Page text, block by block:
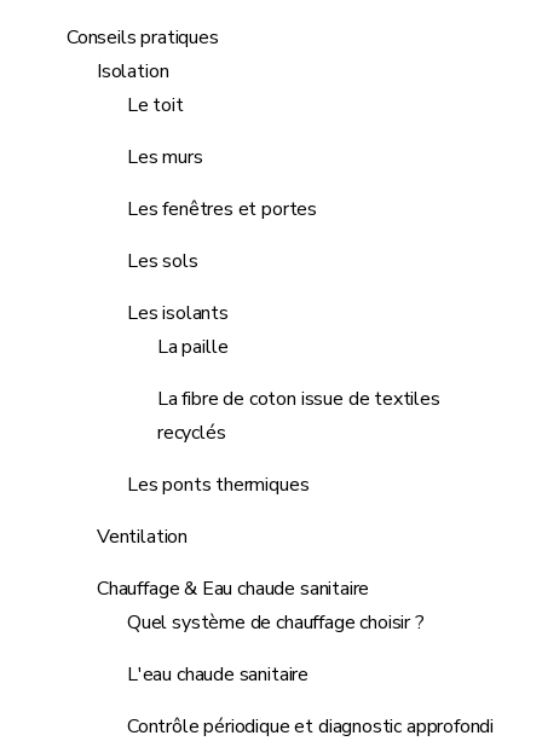
Conseils pratiques
Isolation
Le toit
Les murs
Les fenêtres et portes
Les sols
Les isolants
La paille
La fibre de coton issue de textiles
recyclés
Les ponts thermiques
Ventilation
Chauffage & Eau chaude sanitaire
Quel système de chauffage choisir ?
L'eau chaude sanitaire
Contrôle périodique et diagnostic approfondi